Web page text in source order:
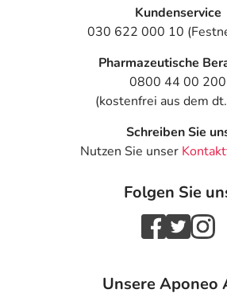
Kundenservice
030 622 000 10
Pharmazeutische
0800 44 00 200
(kostenfrei aus dem
Schreiben Sie
Nutzen Sie unser
Folgen Sie
Unsere Aponeo